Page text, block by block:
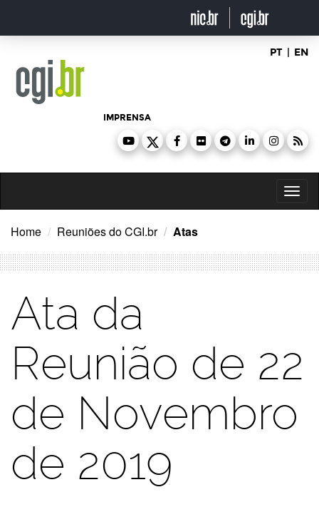
o
PT | EN
IMPRENSA
Home Reuniões do CGI.br Atas
Ata da
Reunião de 22
de Novembro
de 2019